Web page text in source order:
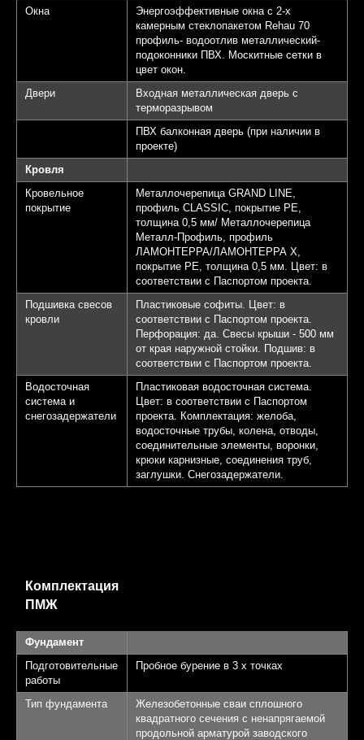
Окна
Энергоэффективные окна с 2-х
камерным стеклопакетом Rehau 70
профиль- водоотлив металлический-
подоконники ПВХ. Москитные сетки в
цвет окон.
Двери
Входная металлическая дверь с
терморазрывом
ПВХ балконная дверь (при наличии в
проекте)
Кровля
Кровельное
покрытие
Металлочерепица GRAND LINE,
профиль CLASSIC, покрытие PE,
толщина 0,5 мм/ Металлочерепица
Металл-Профиль, профиль
ЛАМОНТЕРРА/ЛАМОНТЕРРА Х,
покрытие PE, толщина 0,5 мм. Цвет: в
соответствии с Паспортом проекта.
Подшивка свесов
кровли
Пластиковые софиты. Цвет: в
соответствии с Паспортом проекта.
Перфорация: да. Свесы крыши - 500 мм
от края наружной стойки. Подшив: в
соответствии с Паспортом проекта.
Водосточная
система и
снегозадержатели
Пластиковая водосточная система.
Цвет: в соответствии с Паспортом
проекта. Комплектация: желоба,
водосточные трубы, колена, отводы,
соединительные элементы, воронки,
крюки карнизные, соединения труб,
заглушки. Снегозадержатели.
Комплектация
ПМЖ
Фундамент
Подготовительные
работы
Пробное бурение в 3 х точках
Тип фундамента
Железобетонные сваи сплошного
квадратного сечения с ненапрягаемой
продольной арматурой заводского